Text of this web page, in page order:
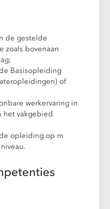
de gestelde
zoals bovenaan
Basisopleiding
of
werkervaring in
het vakgebied
opleiding op m